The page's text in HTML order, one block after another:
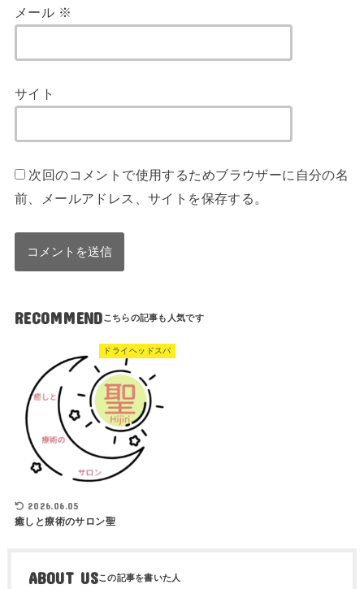
メール ※
サイト
次回のコメントで使用するためブラウザーに自分の名
前、メールアドレス、サイトを保存する。
RECOMMEND
ドライヘッドスパ
2026.06.05
癒しと療術のサロン聖
ABOUT US